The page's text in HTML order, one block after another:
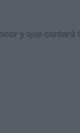
y que contará